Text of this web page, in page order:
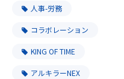
人事-労務
コラボレーション
KING OF TIME
アルキラーNEX